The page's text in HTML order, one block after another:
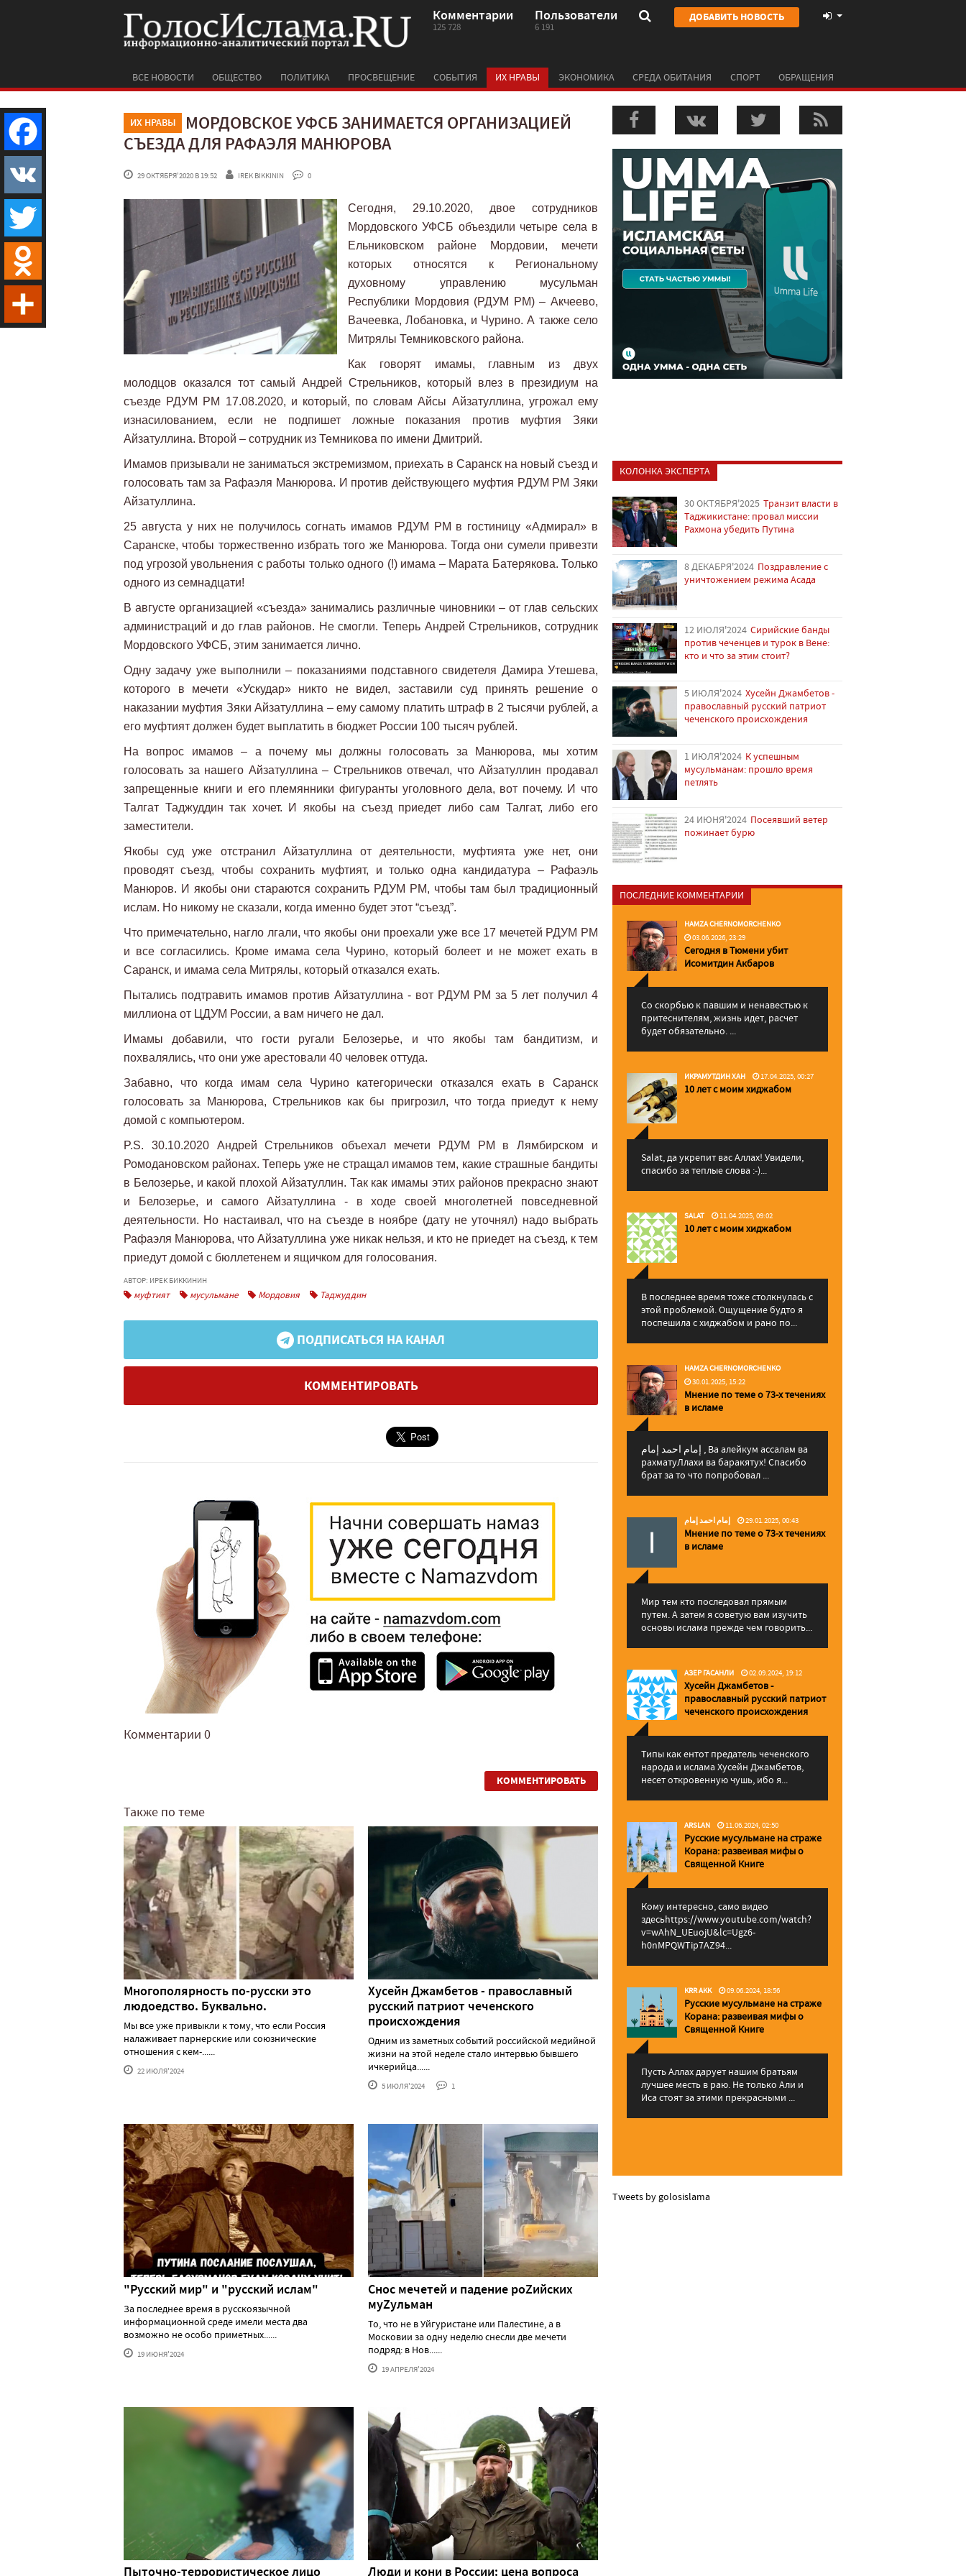
Комментарии
125 728
Пользователи
6 191
ДОБАВИТЬ НОВОСТЬ
ВСЕ НОВОСТИ ОБЩЕСТВО ПОЛИТИКА ПРОСВЕЩЕНИЕ СОБЫТИЯ ИХ НРАВЫ ЭКОНОМИКА СРЕДА ОБИТАНИЯ СПОРТ ОБРАЩЕНИЯ
ИХ НРАВЫ
МОРДОВСКОЕ УФСБ ЗАНИМАЕТСЯ ОРГАНИЗАЦИЕЙ
СЪЕЗДА ДЛЯ РАФАЭЛЯ МАНЮРОВА
29 ОКТЯБРЯ'2020 В 19:52 IREK BIKKININ 0
Сегодня, 29.10.2020, двое сотрудников
Мордовского УФСБ объездили четыре села в
Ельниковском районе Мордовии, мечети
которых относятся к Региональному
духовному управлению мусульман
Республики Мордовия (РДУМ РМ) – Акчеево,
Вачеевка, Лобановка, и Чурино. А также село
Митрялы Темниковского района.
Как говорят имамы, главным из двух
молодцов оказался тот самый Андрей Стрельников, который влез в президиум на
съезде РДУМ РМ 17.08.2020, и который, по словам Айсы Айзатуллина, угрожал ему
изнасилованием, если не подпишет ложные показания против муфтия Зяки
Айзатуллина. Второй – сотрудник из Темникова по имени Дмитрий.
Имамов призывали не заниматься экстремизмом, приехать в Саранск на новый съезд и
голосовать там за Рафаэля Манюрова. И против действующего муфтия РДУМ РМ Зяки
Айзатуллина.
25 августа у них не получилось согнать имамов РДУМ РМ в гостиницу «Адмирал» в
Саранске, чтобы торжественно избрать того же Манюрова. Тогда они сумели привезти
под угрозой увольнения с работы только одного (!) имама – Марата Батерякова. Только
одного из семнадцати!
В августе организацией «съезда» занимались различные чиновники – от глав сельских
администраций и до глав районов. Не смогли. Теперь Андрей Стрельников, сотрудник
Мордовского УФСБ, этим занимается лично.
Одну задачу уже выполнили – показаниями подставного свидетеля Дамира Утешева,
которого в мечети «Ускудар» никто не видел, заставили суд принять решение о
наказании муфтия Зяки Айзатуллина – ему самому платить штраф в 2 тысячи рублей, а
его муфтият должен будет выплатить в бюджет России 100 тысяч рублей.
На вопрос имамов – а почему мы должны голосовать за Манюрова, мы хотим
голосовать за нашего Айзатуллина – Стрельников отвечал, что Айзатуллин продавал
запрещенные книги и его племянники фигуранты уголовного дела, вот почему. И что
Талгат Таджуддин так хочет. И якобы на съезд приедет либо сам Талгат, либо его
заместители.
Якобы суд уже отстранил Айзатуллина от деятельности, муфтията уже нет, они
проводят съезд, чтобы сохранить муфтият, и только одна кандидатура – Рафаэль
Манюров. И якобы они стараются сохранить РДУМ РМ, чтобы там был традиционный
ислам. Но никому не сказали, когда именно будет этот “съезд”.
Что примечательно, нагло лгали, что якобы они проехали уже все 17 мечетей РДУМ РМ
и все согласились. Кроме имама села Чурино, который болеет и не может ехать в
Саранск, и имама села Митрялы, который отказался ехать.
Пытались подтравить имамов против Айзатуллина - вот РДУМ РМ за 5 лет получил 4
миллиона от ЦДУМ России, а вам ничего не дал.
Имамы добавили, что гости ругали Белозерье, и что якобы там бандитизм, и
похвалялись, что они уже арестовали 40 человек оттуда.
Забавно, что когда имам села Чурино категорически отказался ехать в Саранск
голосовать за Манюрова, Стрельников как бы пригрозил, что тогда приедут к нему
домой с компьютером.
P.S. 30.10.2020 Андрей Стрельников объехал мечети РДУМ РМ в Лямбирском и
Ромодановском районах. Теперь уже не стращал имамов тем, какие страшные бандиты
в Белозерье, и какой плохой Айзатуллин. Так как имамы этих районов прекрасно знают
и Белозерье, и самого Айзатуллина - в ходе своей многолетней повседневной
деятельности. Но настаивал, что на съезде в ноябре (дату не уточнял) надо выбрать
Рафаэля Манюрова, что Айзатуллина уже никак нельзя, и кто не приедет на съезд, к тем
приедут домой с бюллетенем и ящичком для голосования.
АВТОР: ИРЕК БИККИНИН
муфтият мусульмане Мордовия Таджуддин
ПОДПИСАТЬСЯ НА КАНАЛ
КОММЕНТИРОВАТЬ
Комментарии 0
КОММЕНТИРОВАТЬ
Также по теме
Многополярность по-русски это
людоедство. Буквально.
Мы все уже привыкли к тому, что если Россия
налаживает парнерские или союзнические
отношения с кем-......
22 ИЮЛЯ'2024
Хусейн Джамбетов - православный
русский патриот чеченского
происхождения
Одним из заметных событий российской медийной
жизни на этой неделе стало интервью бывшего
ичкерийца......
5 ИЮЛЯ'2024 1
"Русский мир" и "русский ислам"
За последнее время в русскоязычной
информационной среде имели места два
возможно не особо приметных......
19 ИЮНЯ'2024
Снос мечетей и падение роZийских
муZульман
То, что не в Уйгуристане или Палестине, а в
Московии за одну неделю снесли две мечети
подряд: в Нов......
19 АПРЕЛЯ'2024
Пыточно-террористическое лицо Люди и кони в России: цена вопроса
КОЛОНКА ЭКСПЕРТА
30 ОКТЯБРЯ'2025 Транзит власти в
Таджикистане: провал миссии
Рахмона убедить Путина
8 ДЕКАБРЯ'2024 Поздравление с
уничтожением режима Асада
12 ИЮЛЯ'2024 Сирийские банды
против чеченцев и турок в Вене:
кто и что за этим стоит?
5 ИЮЛЯ'2024 Хусейн Джамбетов -
православный русский патриот
чеченского происхождения
1 ИЮЛЯ'2024 К успешным
мусульманам: прошло время
петлять
24 ИЮНЯ'2024 Посеявший ветер
пожинает бурю
ПОСЛЕДНИЕ КОММЕНТАРИИ
HAMZA CHERNOMORCHENKO
03.06.2026, 23:29
Сегодня в Тюмени убит
Исомитдин Акбаров
Со скорбью к павшим и ненавестью к
притеснителям, жизнь идет, расчет
будет обязательно. ...
ИКРАМУТДИН ХАН 17.04.2025, 00:27
10 лет с моим хиджабом
Salat, да укрепит вас Аллаx! Увидели,
спасибо за теплые слова :-)...
SALAT 11.04.2025, 09:02
10 лет с моим хиджабом
В последнее время тоже столкнулась с
этой проблемой. Ощущение будто я
поспешила с хиджабом и рано по...
HAMZA CHERNOMORCHENKO
30.01.2025, 15:22
Мнение по теме о 73-х течениях
в исламе
إمام احمد إمام , Ва алейкум ассалам ва
рахматуЛлахи ва баракятух! Спасибо
брат за то что попробовал ...
إمام احمد إمام 29.01.2025, 00:43
Мнение по теме о 73-х течениях
в исламе
Мир тем кто последовал прямым
путем. А затем я советую вам изучить
основы ислама прежде чем говорить...
АЗЕР ГАСАНЛИ 02.09.2024, 19:12
Хусейн Джамбетов -
православный русский патриот
чеченского происхождения
Типы как ентот предатель чеченского
народа и ислама Хусейн Джамбетов,
несет откровенную чушь, ибо я...
ARSLAN 11.06.2024, 02:50
Русские мусульмане на страже
Корана: pазвеивая мифы о
Священной Книге
Кому интересно, само видео
здесьhttps://www.youtube.com/watch?
v=wAhN_UEuojU&lc=Ugz6-
h0nMPQWTip7AZ94...
KRR AKK 09.06.2024, 18:56
Русские мусульмане на страже
Корана: pазвеивая мифы о
Священной Книге
Пусть Аллах дарует нашим братьям
лучшее месть в раю. Не только Али и
Иса стоят за этими прекрасными ...
Tweets by golosislama
Facebook
VK
Twitter
Odnoklassniki